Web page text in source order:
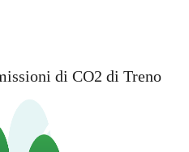
di CO2 di Treno